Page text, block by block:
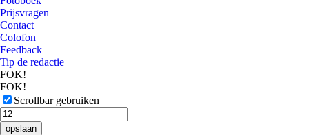
Prijsvragen
Contact
Colofon
Feedback
Tip de redactie
FOK!
FOK!
Scrollbar gebruiken
opslaan